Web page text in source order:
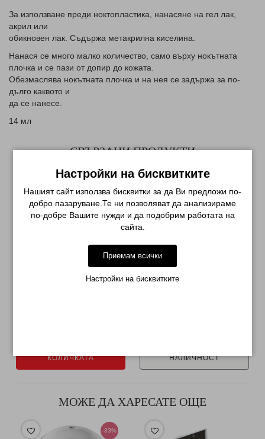
Зa използване преди ноктопластика, нанасяне на гел лак,
акрил или
обикновен лак. Съдържа метакрилна киселина.
Нанася се много малко количество, само върху нокътната
плочка и се пази от допир до кожата.
Обезмаслява нокътната плочка и на нея се задържа за по-
дълго каквото и
да се нанесе.
14 мл
СВЪРЗАНИ ПРОДУКТИ
-48%
КОЛИЧКАТА
НАЛИЧНОСТ
МОЖЕ ДА ХАРЕСАТЕ ОЩЕ
-33%
Настройки на бисквитките
Нашият сайт използва бисквитки за да Ви предложи по-
добро пазаруване.Те ни позволяват да анализираме
по-добре Вашите нужди и да подобрим работата на
сайта.
Приемам всички
Настройки на бисквитките